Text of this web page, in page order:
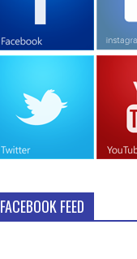
FACEBOOK FEED